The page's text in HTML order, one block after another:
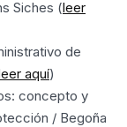
Siches (leer
de
aquí)
concepto y
/ Begoña